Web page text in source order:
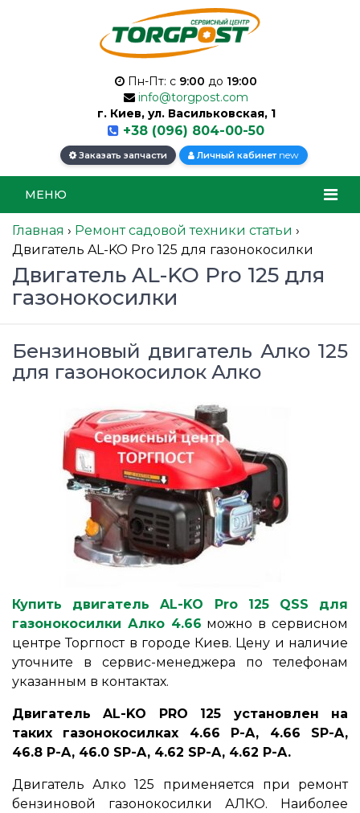
Пн-Пт: с 9:00 до 19:00
info@torgpost.com
г. Киев, ул. Васильковская, 1
+38 (096) 804-00-50
Заказать запчасти Личный кабинет new
МЕНЮ
Главная › Ремонт садовой техники статьи ›
Двигатель AL-KO Pro 125 для газонокосилки
Двигатель AL-KO Pro 125 для
газонокосилки
Бензиновый двигатель Алко 125
для газонокосилок Алко
Купить двигатель AL-KO Pro 125 QSS для
газонокосилки Алко 4.66 можно в сервисном
центре Торгпост в городе Киев. Цену и наличие
уточните в сервис-менеджера по телефонам
указанным в контактах.
Двигатель AL-KO PRO 125 установлен на
таких газонокосилках 4.66 P-A, 4.66 SP-A,
46.8 P-A, 46.0 SP-A, 4.62 SP-A, 4.62 P-A.
Двигатель Алко 125 применяется при ремонт
бензиновой газонокосилки АЛКО. Наиболее